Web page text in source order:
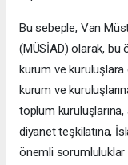
Bu sebeple, Van
(MÜSİAD) olarak, bu
kurum ve
kurum ve
toplum
diyanet teşkilatına,
önemli